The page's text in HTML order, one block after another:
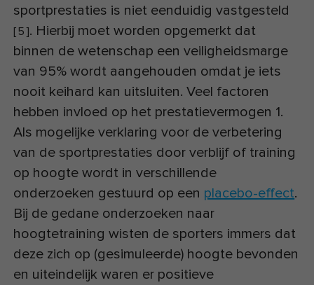
sportprestaties is niet eenduidig vastgesteld
[5]. Hierbij moet worden opgemerkt dat
binnen de wetenschap een veiligheidsmarge
van 95% wordt aangehouden omdat je iets
nooit keihard kan uitsluiten. Veel factoren
hebben invloed op het prestatievermogen 1.
Als mogelijke verklaring voor de verbetering
van de sportprestaties door verblijf of training
op hoogte wordt in verschillende
onderzoeken gestuurd op een placebo-effect.
Bij de gedane onderzoeken naar
hoogtetraining wisten de sporters immers dat
deze zich op (gesimuleerde) hoogte bevonden
en uiteindelijk waren er positieve